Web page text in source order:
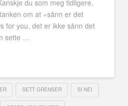
du som meg tidligere,
om at «sånn er det
for you, det er ikke sånn det
sette …
SETT GRENSER SI NEI